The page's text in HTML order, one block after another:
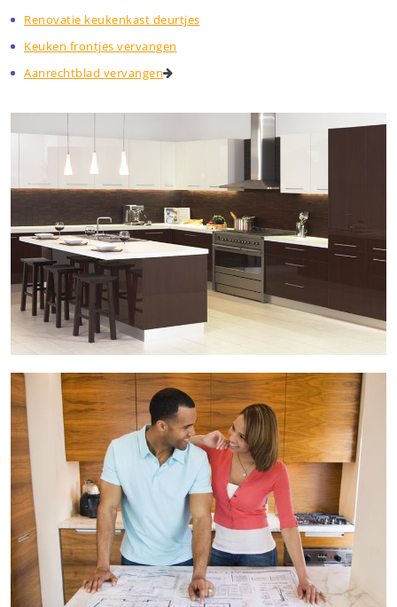
Renovatie keukenkast deurtjes
Keuken frontjes vervangen
Aanrechtblad vervangen